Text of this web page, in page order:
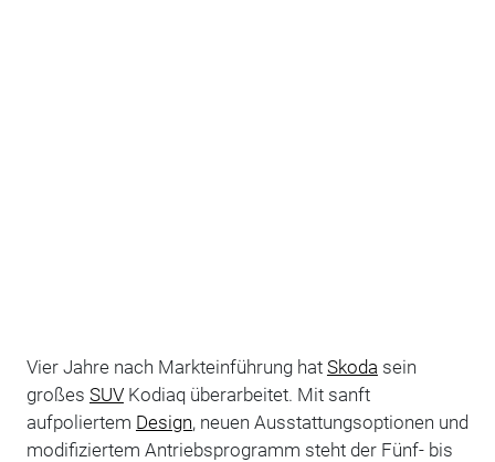
Vier Jahre nach Markteinführung hat Skoda sein
großes SUVKodiaq überarbeitet. Mit sanft
aufpoliertem Design, neuen Ausstattungsoptionen und
modifiziertem Antriebsprogramm steht der Fünf- bis